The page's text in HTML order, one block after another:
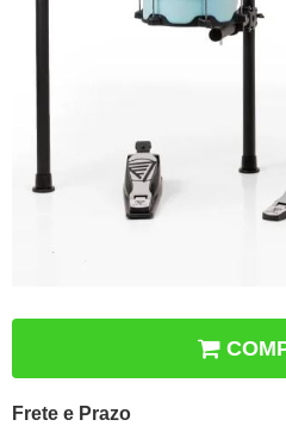
Frete e Prazo